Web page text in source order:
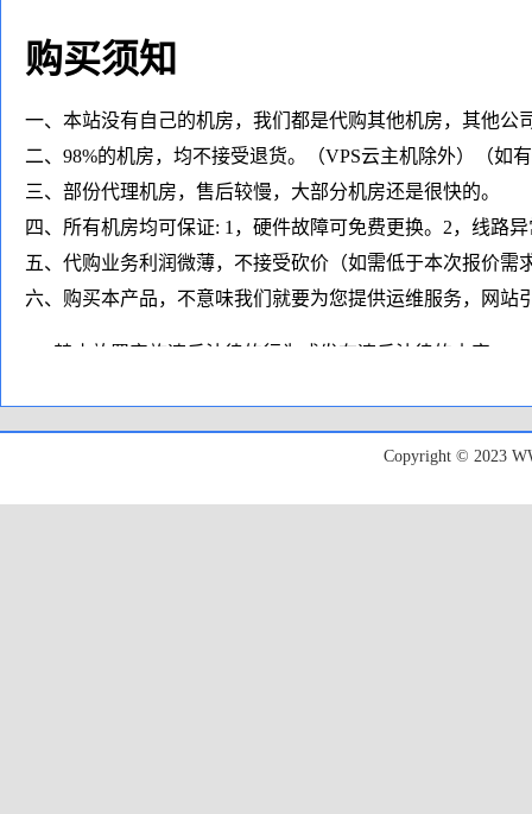
购买须知
一、本站没有自己的机房，我们都是代购其他机房，其他公
二、98%的机房，均不接受退货。（VPS云主机除外）（如
三、部份代理机房，售后较慢，大部分机房还是很快的。
四、所有机房均可保证: 1，硬件故障可免费更换。2，线路
五、代购业务利润微薄，不接受砍价（如需低于本次报价需
六、购买本产品，不意味我们就要为您提供运维服务，网站
1、禁止放置实施违反法律的行为或发布违反法律的内容；
4、禁止滥用系统资源、极度消耗服务器资源、硬盘I/O/带宽
Copyright © 2023